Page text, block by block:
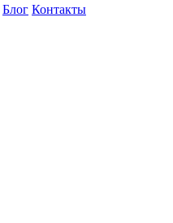
Блог Контакты